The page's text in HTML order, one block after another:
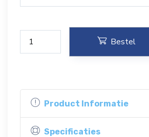
Bestel
Product Informatie
Specificaties